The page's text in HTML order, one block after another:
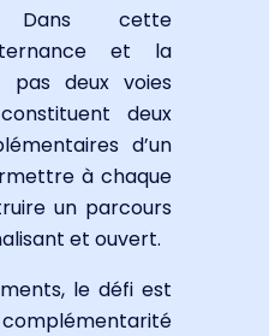
Dans cette
et la
deux voies
deux
d’un
à chaque
un parcours
et ouvert.
le défi est